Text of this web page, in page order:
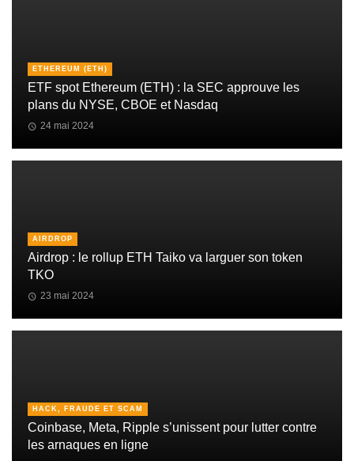
ETHEREUM (ETH)
ETF spot Ethereum (ETH) : la SEC approuve les
plans du NYSE, CBOE et Nasdaq
24 mai 2024
AIRDROP
Airdrop : le rollup ETH Taiko va larguer son token
TKO
23 mai 2024
HACK, FRAUDE ET SCAM
Coinbase, Meta, Ripple s’unissent pour lutter contre
les arnaques en ligne